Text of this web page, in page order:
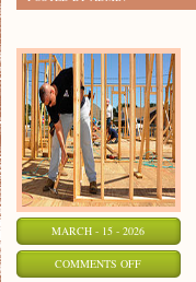
MARCH - 15 - 2026
COMMENTS OFFON